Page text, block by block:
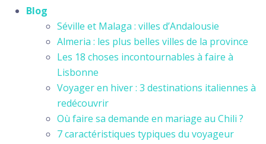
Blog
Séville et Malaga : villes d’Andalousie
Almeria : les plus belles villes de la province
Les 18 choses incontournables à faire à
Lisbonne
Voyager en hiver : 3 destinations italiennes à
redécouvrir
Où faire sa demande en mariage au Chili ?
7 caractéristiques typiques du voyageur